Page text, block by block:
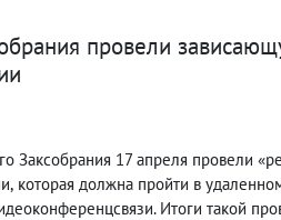
провели
Заксобрания 17 апреля провели
, которая должна пройти в
Итоги такой